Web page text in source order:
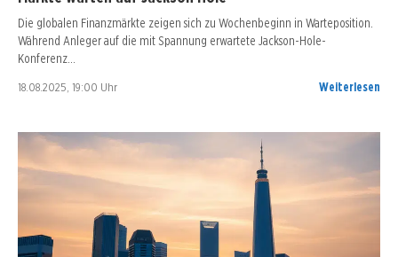
Die globalen Finanzmärkte zeigen sich zu Wochenbeginn in Warteposition.
Während Anleger auf die mit Spannung erwartete Jackson-Hole-
Konferenz…
18.08.2025, 19:00 Uhr Weiterlesen